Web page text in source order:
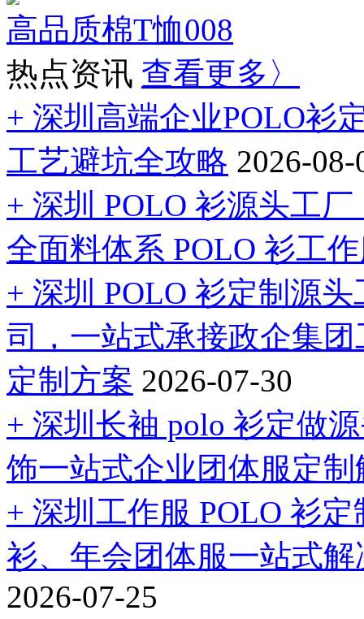
高品质棉T恤008
热点资讯 查看更多〉
+ 深圳高端企业POLO衫
工艺避坑全攻略 2026-08-
+ 深圳 POLO 衫源头工
全面料体系 POLO 衫工
+ 深圳 POLO 衫定制源
司，一站式承接政企集
定制方案 2026-07-30
+ 深圳长袖 polo 衫定做
饰一站式企业团体服定
+ 深圳工作服 POLO 衫
衫、年会团体服一站式
2026-07-25